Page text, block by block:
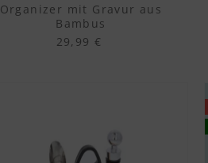
Organizer mit Gravur aus
Bambus
29,99 €